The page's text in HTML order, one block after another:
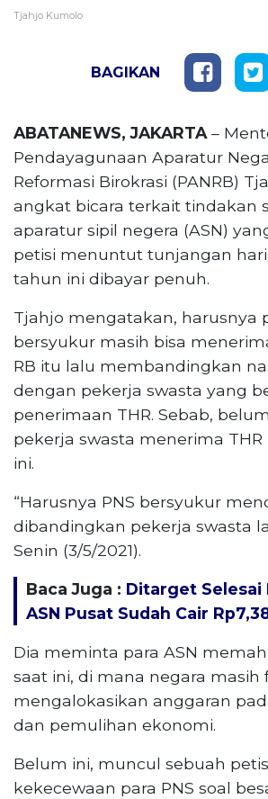
Tjahjo Kumolo
BAGIKAN
ABATANEWS, JAKARTA –
Pendayagunaan Aparatur
Reformasi Birokrasi (PANRB)
angkat bicara terkait tindakan
aparatur sipil negera (ASN)
petisi menuntut tunjangan hari
tahun ini dibayar penuh.
Tjahjo mengatakan, harusnya
bersyukur masih bisa
RB itu lalu membandingkan
dengan pekerja swasta yang
penerimaan THR. Sebab,
pekerja swasta menerima THR
ini.
“Harusnya PNS bersyukur
dibandingkan pekerja swasta
Senin (3/5/2021).
Baca Juga : Ditarget Selesai
ASN Pusat Sudah Cair
Dia meminta para ASN
saat ini, di mana negara masih
mengalokasikan anggaran
dan pemulihan ekonomi.
Belum ini, muncul sebuah
kekecewaan para PNS soal